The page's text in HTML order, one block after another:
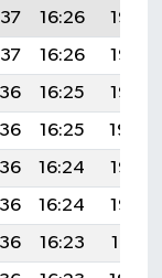
16:26
19:38
16:26
19:37
16:25
19:35
16:25
19:34
16:24
19:33
16:24
19:32
16:23
19:31